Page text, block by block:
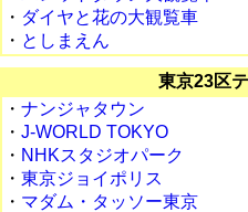
・ ダイヤと花の大観覧車
・ としまえん
東京23区
・ ナンジャタウン
・ J-WORLD TOKYO
・ NHKスタジオパーク
・ 東京ジョイポリス
・ マダム・タッソー東京